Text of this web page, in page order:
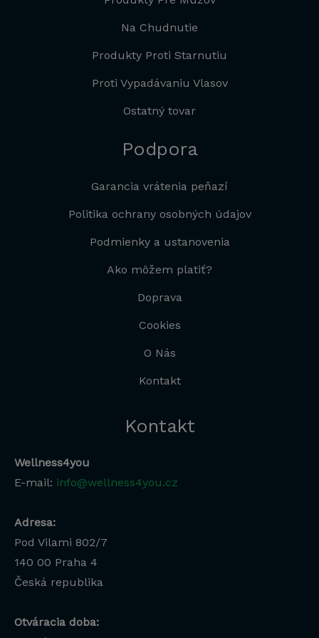
Na Chudnutie
Produkty Proti Starnutiu
Proti Vypadávaniu Vlasov
Ostatný tovar
Podpora
Garancia vrátenia peňazí
Politika ochrany osobných údajov
Podmienky a ustanovenia
Ako môžem platiť?
Doprava
Cookies
O Nás
Kontakt
Kontakt
Wellness4you
E-mail: info@wellness4you.cz
Adresa:
Pod Vilami 802/7
140 00 Praha 4
Česká republika
Otváracia doba: